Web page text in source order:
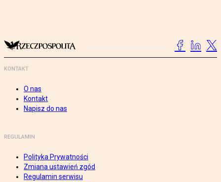
KONTAKT
O nas
Kontakt
Napisz do nas
REGULAMIN
Polityka Prywatności
Zmiana ustawień zgód
Regulamin serwisu